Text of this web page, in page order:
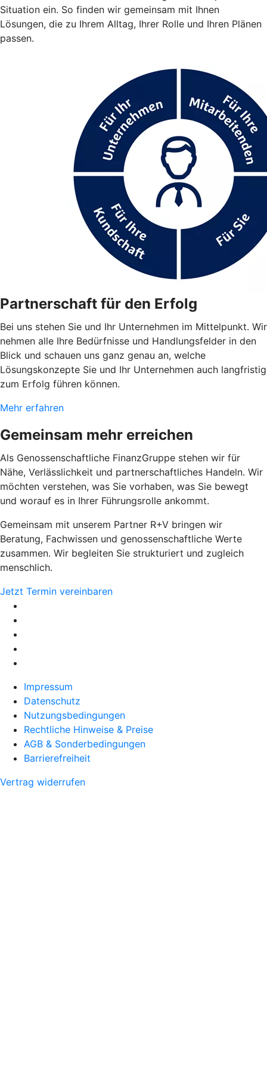
Situation ein. So finden wir gemeinsam mit Ihnen
Lösungen, die zu Ihrem Alltag, Ihrer Rolle und Ihren Plänen
passen.
Partnerschaft für den Erfolg
Bei uns stehen Sie und Ihr Unternehmen im Mittelpunkt. Wir
nehmen alle Ihre Bedürfnisse und Handlungsfelder in den
Blick und schauen uns ganz genau an, welche
Lösungskonzepte Sie und Ihr Unternehmen auch langfristig
zum Erfolg führen können.
Mehr erfahren
Gemeinsam mehr erreichen
Als Genossenschaftliche FinanzGruppe stehen wir für
Nähe, Verlässlichkeit und partnerschaftliches Handeln. Wir
möchten verstehen, was Sie vorhaben, was Sie bewegt
und worauf es in Ihrer Führungsrolle ankommt.
Gemeinsam mit unserem Partner R+V bringen wir
Beratung, Fachwissen und genossenschaftliche Werte
zusammen. Wir begleiten Sie strukturiert und zugleich
menschlich.
Jetzt Termin vereinbaren
Impressum
Datenschutz
Nutzungsbedingungen
Rechtliche Hinweise & Preise
AGB & Sonderbedingungen
Barrierefreiheit
Vertrag widerrufen